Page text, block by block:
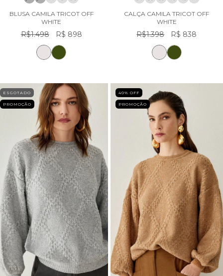
BLUSA CAMILA TRICOT OFF
WHITE
R$1.498 R$ 898
CALÇA CAMILA TRICOT OFF
WHITE
R$1.398 R$ 838
ESGOTADO
PROMOÇÃO
40% OFF
PROMOÇÃO